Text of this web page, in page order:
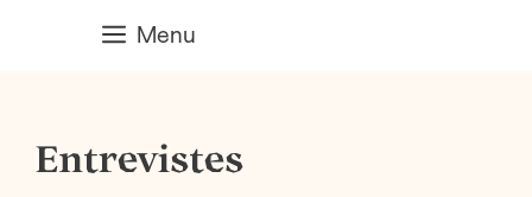
Menu
Entrevistes